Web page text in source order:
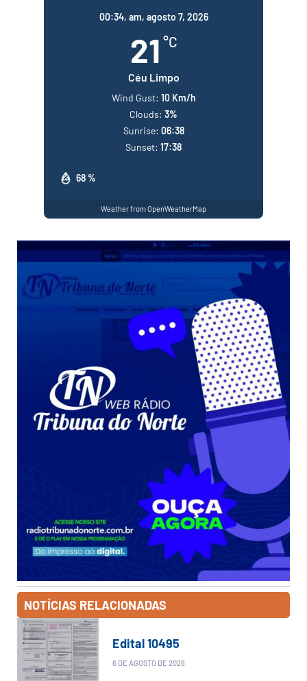
00:34, am, agosto 7, 2026
21 °C
Céu Limpo
68 %
Wind Gust: 10 Km/h
Clouds: 3%
Sunrise: 06:38
Sunset: 17:38
Weather from OpenWeatherMap
NOTÍCIAS RELACIONADAS
Edital 10495
6 DE AGOSTO DE 2026